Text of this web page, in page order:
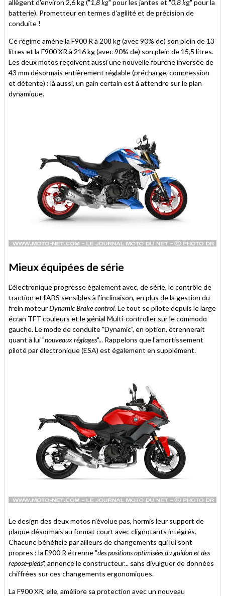
allègent d'environ 2,6 kg ("1,8 kg" pour les jantes et "0,8 kg" pour la
batterie). Prometteur en termes d'agilité et de précision de
conduite !
Ce régime amène la F900 R à 208 kg (avec 90% de) son plein de 13
litres et la F900 XR à 216 kg (avec 90% de) son plein de 15,5 litres.
Les deux motos reçoivent aussi une nouvelle fourche inversée de
43 mm désormais entièrement réglable (précharge, compression
et détente) : là aussi, un gain certain est à attendre sur le plan
dynamique.
Mieux équipées de série
L'électronique progresse également avec, de série, le contrôle de
traction et l'ABS sensibles à l'inclinaison, en plus de la gestion du
frein moteurDynamic Brake control. Le tout se pilote depuis le large
écran TFT couleurs et le génial Multi-controller sur le commodo
gauche. Le mode de conduite "Dynamic", en option, étrennerait
quant à lui "nouveaux réglages"... Rappelons que l'amortissement
piloté par électronique (ESA) est également en supplément.
Le design des deux motos n'évolue pas, hormis leur support de
plaque désormais au format court avec clignotants intégrés.
Chacune bénéficie par ailleurs de changements qui lui sont
propres : la F900 R étrenne "des positions optimisées du guidon et des
repose-pieds", annonce le constructeur... sans divulguer de données
chiffrées sur ces changements ergonomiques.
La F900 XR, elle, améliore sa protection avec un nouveau